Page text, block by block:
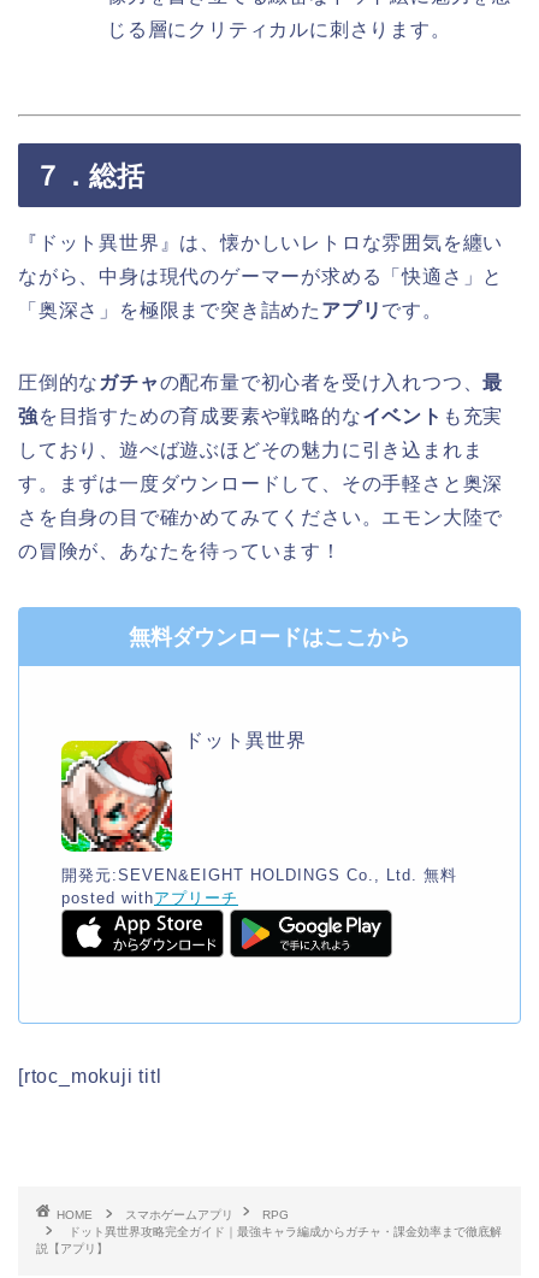
じる層にクリティカルに刺さります。
７．総括
『ドット異世界』は、懐かしいレトロな雰囲気を纏い
ながら、中身は現代のゲーマーが求める「快適さ」と
「奥深さ」を極限まで突き詰めた アプリ です。
圧倒的な ガチャの配布量で初心者を受け入れつつ、最
強を目指すための育成要素や戦略的なイベント も充実
しており、遊べば遊ぶほどその魅力に引き込まれま
す。まずは一度ダウンロードして、その手軽さと奥深
さを自身の目で確かめてみてください。エモン大陸で
の冒険が、あなたを待っています！
無料ダウンロードはここから
ドット異世界
開発元:SEVEN&EIGHT HOLDINGS Co., Ltd.
無料
posted withアプリーチ
[rtoc_mokuji titl
HOME スマホゲームアプリ
RPG
ドット異世界攻略完全ガイド｜最強キャラ編成からガチャ・課金効率まで徹底解
説【アプリ】